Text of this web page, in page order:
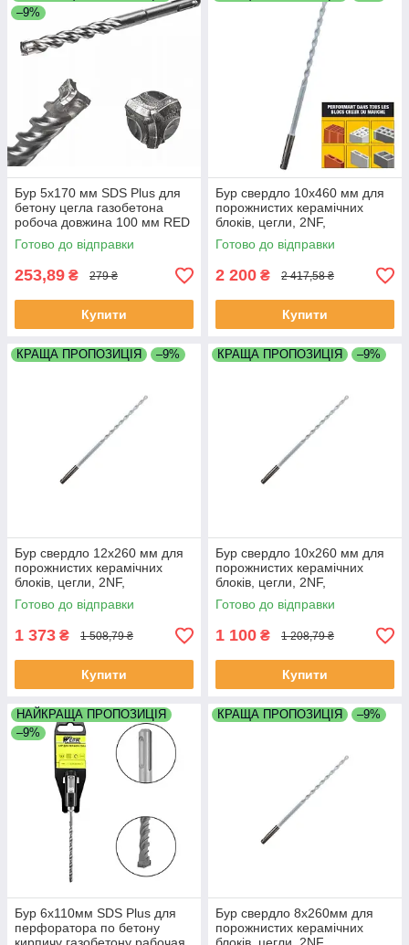
–9%
Бур 5х170 мм SDS Plus для
бетону цегла газобетона
робоча довжина 100 мм RED
MARK
Готово до відправки
253,89 ₴ 279 ₴
Купити
Бур свердло 10х460 мм для
порожнистих керамічних
блоків, цегли, 2NF,
керамзитобетону,
керамкомфорт
Готово до відправки
2 200 ₴ 2 417,58 ₴
Купити
КРАЩА ПРОПОЗИЦІЯ –9%
Бур свердло 12х260 мм для
порожнистих керамічних
блоків, цегли, 2NF,
керамзитобетону,
керамкомфорт
Готово до відправки
1 373 ₴ 1 508,79 ₴
Купити
КРАЩА ПРОПОЗИЦІЯ –9%
Бур свердло 10х260 мм для
порожнистих керамічних
блоків, цегли, 2NF,
керамзитобетону,
керамкомфорт
Готово до відправки
1 100 ₴ 1 208,79 ₴
Купити
НАЙКРАЩА ПРОПОЗИЦІЯ
–9%
Бур 6х110мм SDS Plus для
перфоратора по бетону
КРАЩА ПРОПОЗИЦІЯ –9%
Бур свердло 8х260мм для
порожнистих керамічних